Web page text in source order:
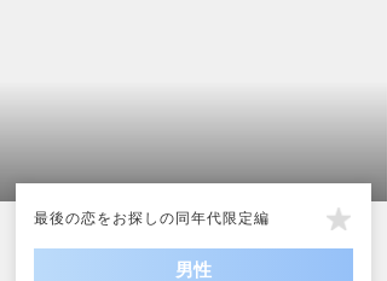
最後の恋をお探しの同年代限定編
男性